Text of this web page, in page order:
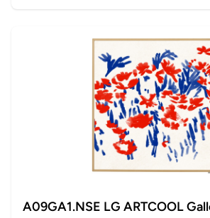
A09GA1.NSE LG ARTCOOL